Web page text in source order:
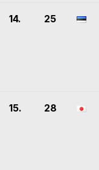
14. 25
15. 28